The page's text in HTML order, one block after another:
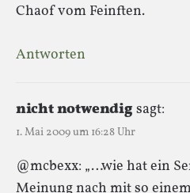
Chaof vom Feinften.
Antworten
nicht notwendigsagt:
1. Mai 2009 um 16:28 Uhr
@mcbexx: „…wie hat ein
Meinung nach mit so